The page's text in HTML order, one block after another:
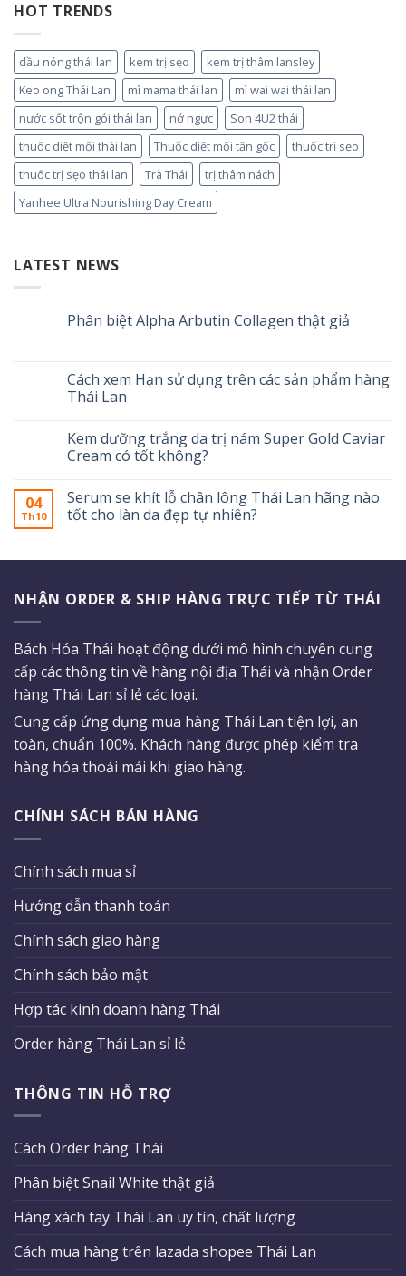
HOT TRENDS
dầu nóng thái lan kem trị sẹo
kem trị thâm lansley
Keo ong Thái Lan
mì mama thái lan
mì wai wai thái lan
nước sốt trộn gỏi thái lan
nở ngực
Son 4U2 thái
thuốc diệt mối thái lan
Thuốc diệt mối tận gốc
thuốc trị sẹo
thuốc trị sẹo thái lan
Trà Thái
trị thâm nách
Yanhee Ultra Nourishing Day Cream
LATEST NEWS
Phân biệt Alpha Arbutin Collagen thật giả
Cách xem Hạn sử dụng trên các sản phẩm hàng
Thái Lan
Kem dưỡng trắng da trị nám Super Gold Caviar
Cream có tốt không?
04
Th10
Serum se khít lỗ chân lông Thái Lan hãng nào
tốt cho làn da đẹp tự nhiên?
NHẬN ORDER & SHIP HÀNG TRỰC TIẾP TỪ THÁI
Bách Hóa Thái hoạt động dưới mô hình chuyên cung
cấp các thông tin về hàng nội địa Thái và nhận Order
hàng Thái Lan sỉ lẻ các loại.
Cung cấp ứng dụng mua hàng Thái Lan tiện lợi, an
toàn, chuẩn 100%. Khách hàng được phép kiểm tra
hàng hóa thoải mái khi giao hàng.
CHÍNH SÁCH BÁN HÀNG
Chính sách mua sỉ
Hướng dẫn thanh toán
Chính sách giao hàng
Chính sách bảo mật
Hợp tác kinh doanh hàng Thái
Order hàng Thái Lan sỉ lẻ
THÔNG TIN HỖ TRỢ
Cách Order hàng Thái
Phân biệt Snail White thật giả
Hàng xách tay Thái Lan uy tín, chất lượng
Cách mua hàng trên lazada shopee Thái Lan